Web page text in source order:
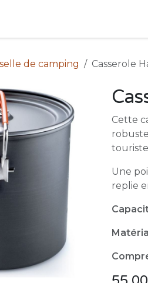
de camping Casserole
Cette
Une
replie